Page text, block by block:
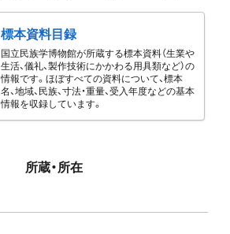
標本資料目録
国立民族学博物館が所蔵する標本資料（生業や
生活、儀礼、製作技術にかかわる用具類など）の
情報です。ほぼすべての資料について、標本
名、地域、民族、寸法・重量、受入年度などの基本
情報を収録しています。
所蔵・所在